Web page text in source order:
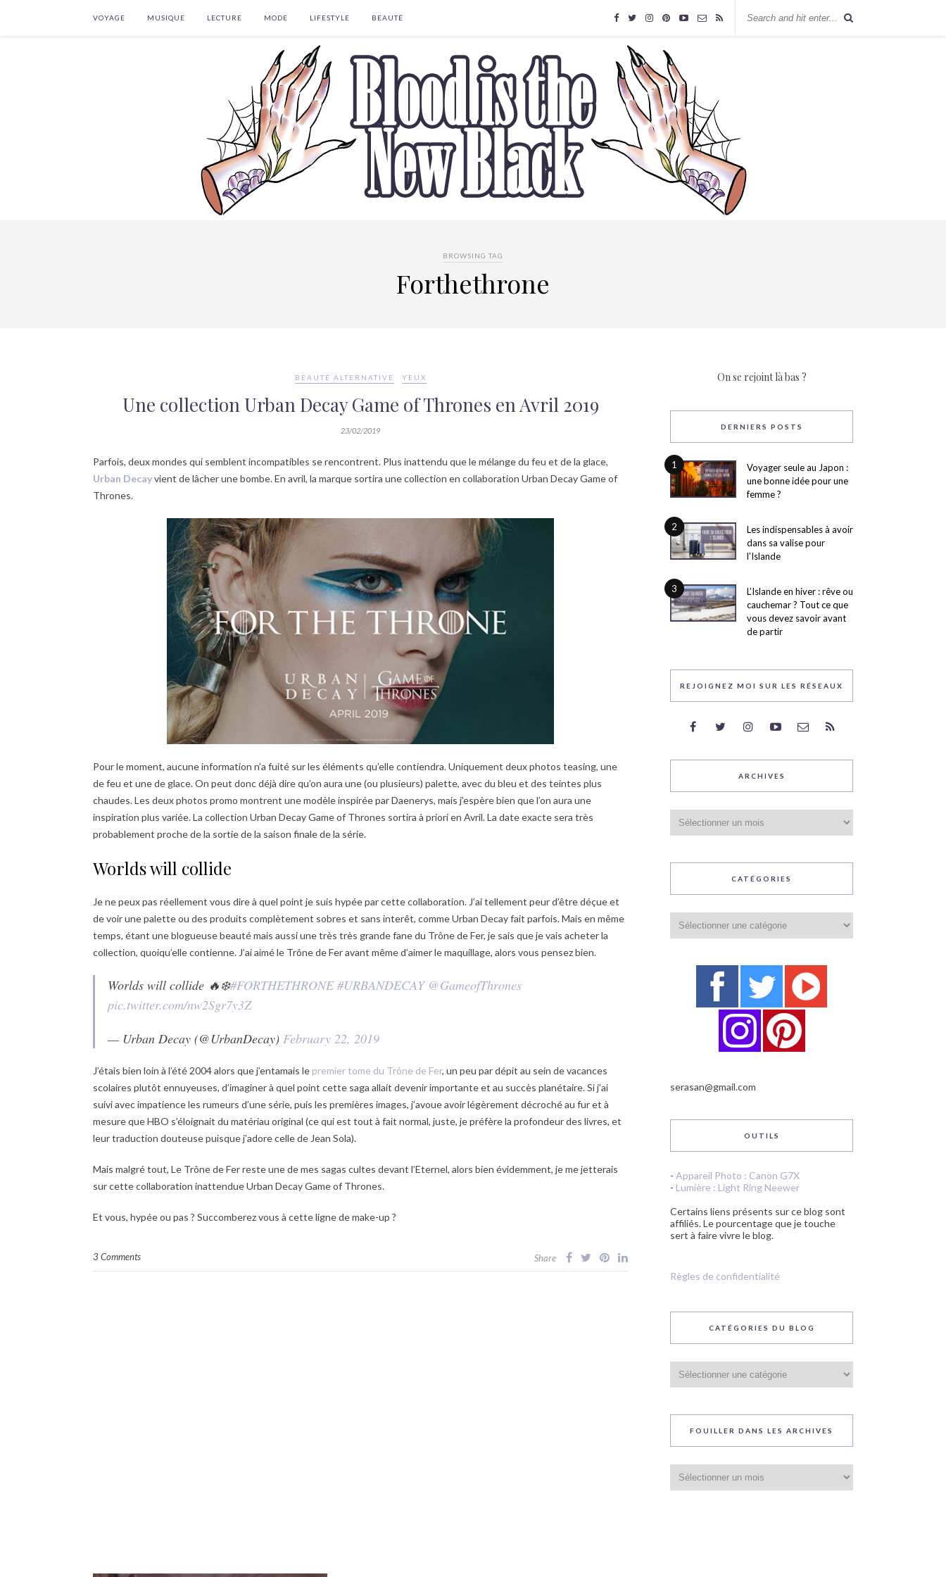
VOYAGE MUSIQUE LECTURE MODE LIFESTYLE BEAUTÉ
BROWSING TAG
Forthethrone
BEAUTÉ ALTERNATIVE YEUX
Une collection Urban Decay Game of Thrones en Avril 2019
23/02/2019
Parfois, deux mondes qui semblent incompatibles se rencontrent. Plus inattendu que le mélange du feu et de la glace,
Urban Decayvient de lâcher une bombe. En avril, la marque sortira une collection en collaboration Urban Decay Game of
Thrones.
Pour le moment, aucune information n’a fuité sur les éléments qu’elle contiendra. Uniquement deux photos teasing, une
de feu et une de glace. On peut donc déjà dire qu’on aura une (ou plusieurs) palette, avec du bleu et des teintes plus
chaudes. Les deux photos promo montrent une modèle inspirée par Daenerys, mais j’espère bien que l’on aura une
inspiration plus variée. La collection Urban Decay Game of Thrones sortira à priori en Avril. La date exacte sera très
probablement proche de la sortie de la saison finale de la série.
Worlds will collide
Je ne peux pas réellement vous dire à quel point je suis hypée par cette collaboration. J’ai tellement peur d’être déçue et
de voir une palette ou des produits complètement sobres et sans interêt, comme Urban Decay fait parfois. Mais en même
temps, étant une blogueuse beauté mais aussi une très très grande fane du Trône de Fer, je sais que je vais acheter la
collection, quoiqu’elle contienne. J’ai aimé le Trône de Fer avant même d’aimer le maquillage, alors vous pensez bien.
Worlds will collide 🔥❄️#FORTHETHRONE #URBANDECAY @GameofThrones
pic.twitter.com/nw2Sgr7y3Z
— Urban Decay (@UrbanDecay) February 22, 2019
J’étais bien loin à l’été 2004 alors que j’entamais le premier tome du Trône de Fer, un peu par dépit au sein de vacances
scolaires plutôt ennuyeuses, d’imaginer à quel point cette saga allait devenir importante et au succès planétaire. Si j’ai
suivi avec impatience les rumeurs d’une série, puis les premières images, j’avoue avoir légèrement décroché au fur et à
mesure que HBO s’éloignait du matériau original (ce qui est tout à fait normal, juste, je préfère la profondeur des livres, et
leur traduction douteuse puisque j’adore celle de Jean Sola).
Mais malgré tout, Le Trône de Fer reste une de mes sagas cultes devant l’Eternel, alors bien évidemment, je me jetterais
sur cette collaboration inattendue Urban Decay Game of Thrones.
Et vous, hypée ou pas ? Succomberez vous à cette ligne de make-up ?
3 Comments Share
On se rejoint là bas ?
DERNIERS POSTS
1
Voyager seule au Japon :
une bonne idée pour une
femme ?
2
Les indispensables à avoir
dans sa valise pour
l’Islande
3
L’Islande en hiver : rêve ou
cauchemar ? Tout ce que
vous devez savoir avant
de partir
REJOIGNEZ MOI SUR LES RÉSEAUX
ARCHIVES
CATÉGORIES
serasan@gmail.com
OUTILS
- Appareil Photo : Canon G7X
- Lumière : Light Ring Neewer
Certains liens présents sur ce blog sont
affiliés. Le pourcentage que je touche
sert à faire vivre le blog.
Règles de confidentialité
CATÉGORIES DU BLOG
du
blog
FOUILLER DANS LES ARCHIVES
dans
les